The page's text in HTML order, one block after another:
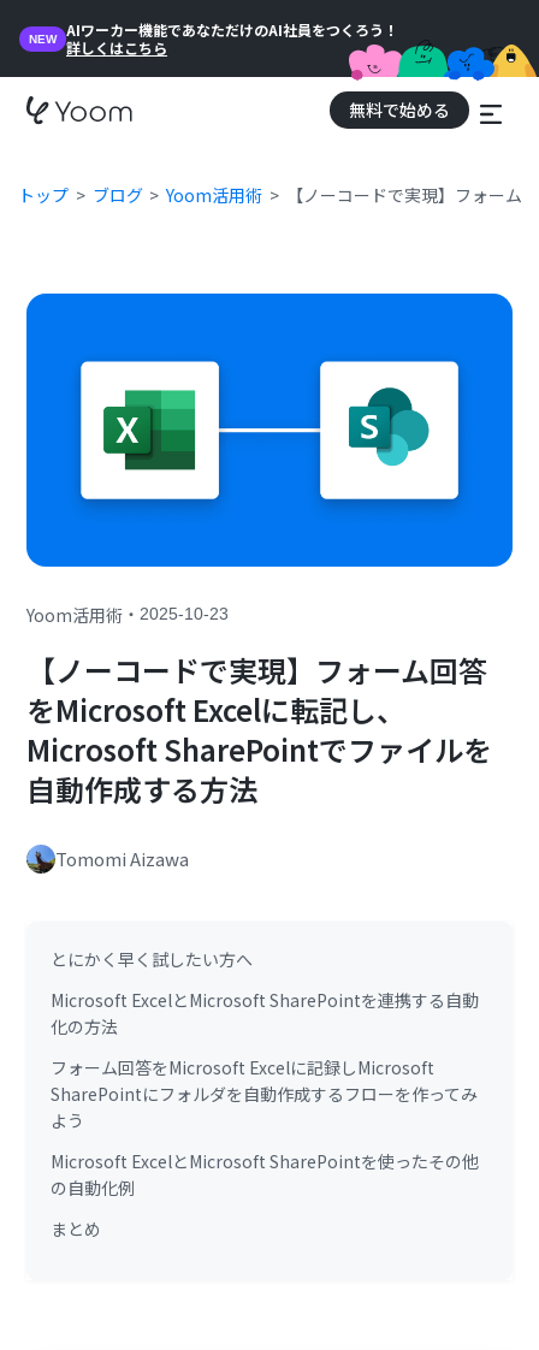
NEW
AIワーカー機能であなただけのAI社員をつくろう！
詳しくはこちら
無料で始める
トップ ブログ Yoom活用術 【ノーコードで実現】フォー
Yoom活用術 ・2025-10-23
【ノーコードで実現】フォーム回答
をMicrosoft Excelに転記し、
Microsoft SharePointでファイルを
自動作成する方法
Tomomi Aizawa
とにかく早く試したい方へ
Microsoft ExcelとMicrosoft SharePointを連携する自動
化の方法
フォーム回答をMicrosoft Excelに記録しMicrosoft
SharePointにフォルダを自動作成するフローを作ってみ
よう
Microsoft ExcelとMicrosoft SharePointを使ったその他
の自動化例
まとめ